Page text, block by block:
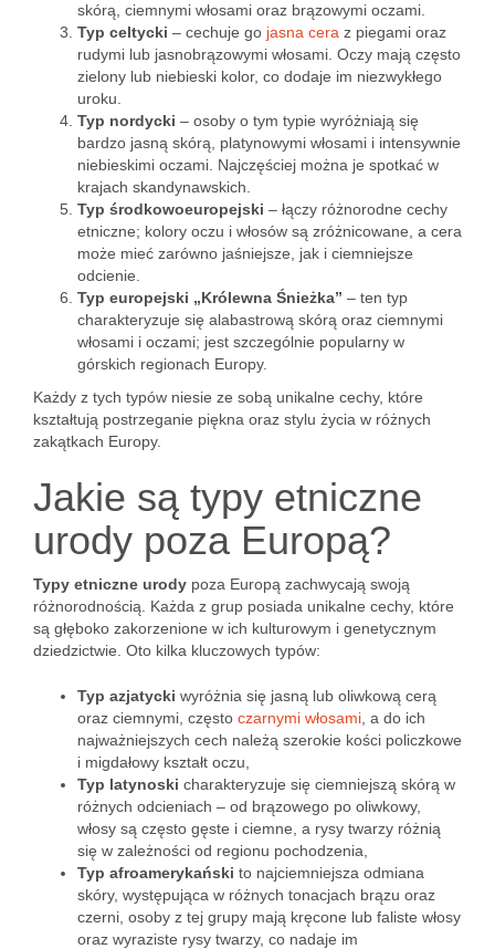
skórą, ciemnymi włosami oraz brązowymi oczami.
Typ celtycki – cechuje go jasna cera z piegami oraz
rudymi lub jasnobrązowymi włosami. Oczy mają często
zielony lub niebieski kolor, co dodaje im niezwykłego
uroku.
Typ nordycki – osoby o tym typie wyróżniają się
bardzo jasną skórą, platynowymi włosami i intensywnie
niebieskimi oczami. Najczęściej można je spotkać w
krajach skandynawskich.
Typ środkowoeuropejski – łączy różnorodne cechy
etniczne; kolory oczu i włosów są zróżnicowane, a cera
może mieć zarówno jaśniejsze, jak i ciemniejsze
odcienie.
Typ europejski „Królewna Śnieżka” – ten typ
charakteryzuje się alabastrową skórą oraz ciemnymi
włosami i oczami; jest szczególnie popularny w
górskich regionach Europy.
Każdy z tych typów niesie ze sobą unikalne cechy, które
kształtują postrzeganie piękna oraz stylu życia w różnych
zakątkach Europy.
Jakie są typy etniczne
urody poza Europą?
Typy etniczne urody poza Europą zachwycają swoją
różnorodnością. Każda z grup posiada unikalne cechy, które
są głęboko zakorzenione w ich kulturowym i genetycznym
dziedzictwie. Oto kilka kluczowych typów:
Typ azjatycki wyróżnia się jasną lub oliwkową cerą
oraz ciemnymi, często czarnymi włosami , a do ich
najważniejszych cech należą szerokie kości policzkowe
i migdałowy kształt oczu,
Typ latynoski charakteryzuje się ciemniejszą skórą w
różnych odcieniach – od brązowego po oliwkowy,
włosy są często gęste i ciemne, a rysy twarzy różnią
się w zależności od regionu pochodzenia,
Typ afroamerykański to najciemniejsza odmiana
skóry, występująca w różnych tonacjach brązu oraz
czerni, osoby z tej grupy mają kręcone lub faliste włosy
oraz wyraziste rysy twarzy, co nadaje im